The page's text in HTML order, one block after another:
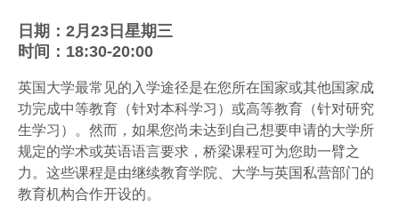
日期：2月23日星期三
时间：18:30-20:00
英国大学最常见的入学途径是在您所在国家或其他国家成
功完成中等教育（针对本科学习）或高等教育（针对研究
生学习）。然而，如果您尚未达到自己想要申请的大学所
规定的学术或英语语言要求，桥梁课程可为您助一臂之
力。这些课程是由继续教育学院、大学与英国私营部门的
教育机构合作开设的。